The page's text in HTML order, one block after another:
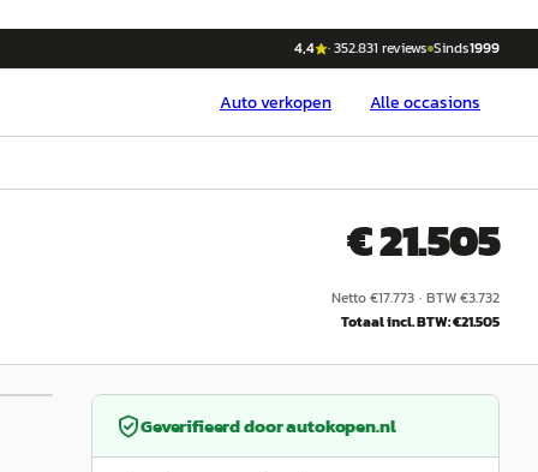
4,4 ·352.831 reviews Sinds1999
Autoverkopen Alle occasions
€ 21.505
Netto €17.773 · BTW €3.732
Totaal incl. BTW: €21.505
1/6
Geverifieerd doorautokopen.nl